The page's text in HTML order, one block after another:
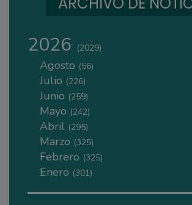
2026 (2029)
Agosto (56)
Julio (226)
Junio (259)
Mayo (242)
Abril (295)
Marzo (325)
Febrero (325)
Enero (301)